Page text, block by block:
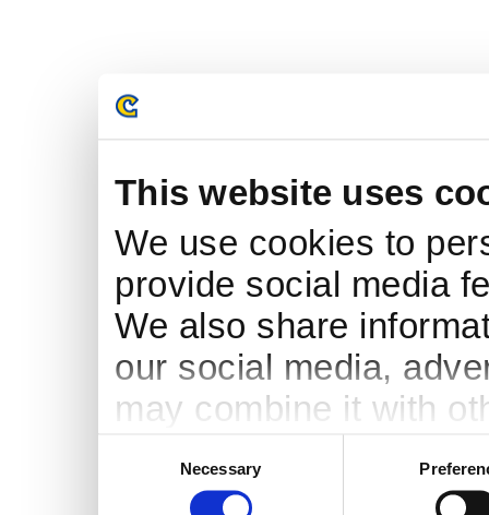
This website uses
We use cookies to
provide social media
We also share
our social media,
may combine it with
services.
Necessary